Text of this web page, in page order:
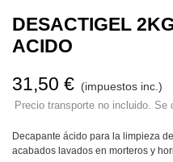
DESACTIGEL
ACIDO
31,50 € (impuestos inc.)
Precio transporte no incluido.
Decapante ácido para la limpieza
acabados lavados en morteros y